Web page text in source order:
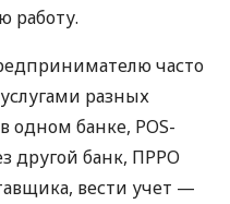
работу.
часто
разных
одном банке, POS-
другой банк, ПРРО
вести учет —